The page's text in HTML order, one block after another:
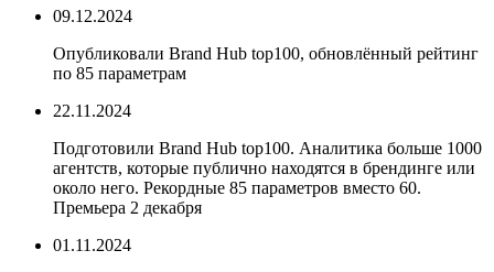
09.12.2024
Опубликовали Brand Hub top100, обновлённый рейтинг
по 85 параметрам
22.11.2024
Подготовили Brand Hub top100. Аналитика больше 1000
агентств, которые публично находятся в брендинге или
около него. Рекордные 85 параметров вместо 60.
Премьера 2 декабря
01.11.2024